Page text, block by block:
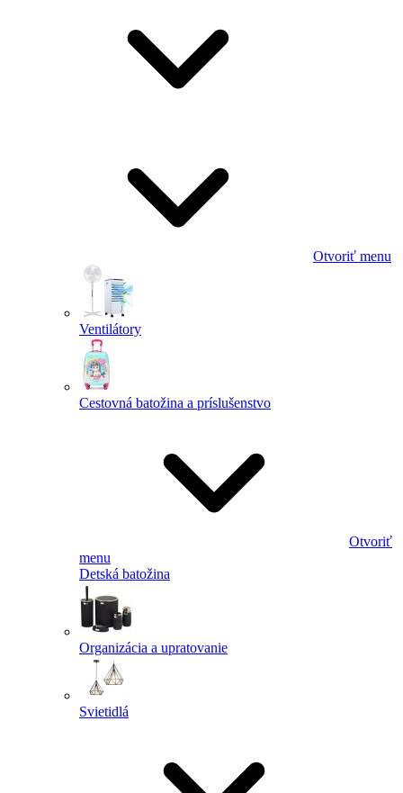
Otvoriť menu
Ventilátory
Cestovná batožina a príslušenstvo
Otvoriť
menu
Detská batožina
Organizácia a upratovanie
Svietidlá